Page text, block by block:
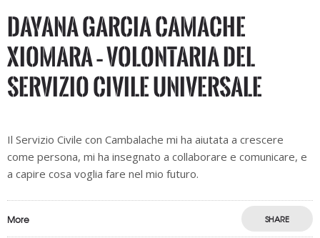
Dayana Garcia Camache
Xiomara – Volontaria del
Servizio Civile Universale
Il Servizio Civile con Cambalache mi ha aiutata a crescere
come persona, mi ha insegnato a collaborare e comunicare, e
a capire cosa voglia fare nel mio futuro.
More SHARE